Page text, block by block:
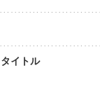
タイトル